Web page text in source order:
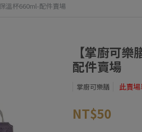
溫杯660ml-配件賣場
【掌廚可
配件賣場
掌廚可樂膳 此賣
NT$50